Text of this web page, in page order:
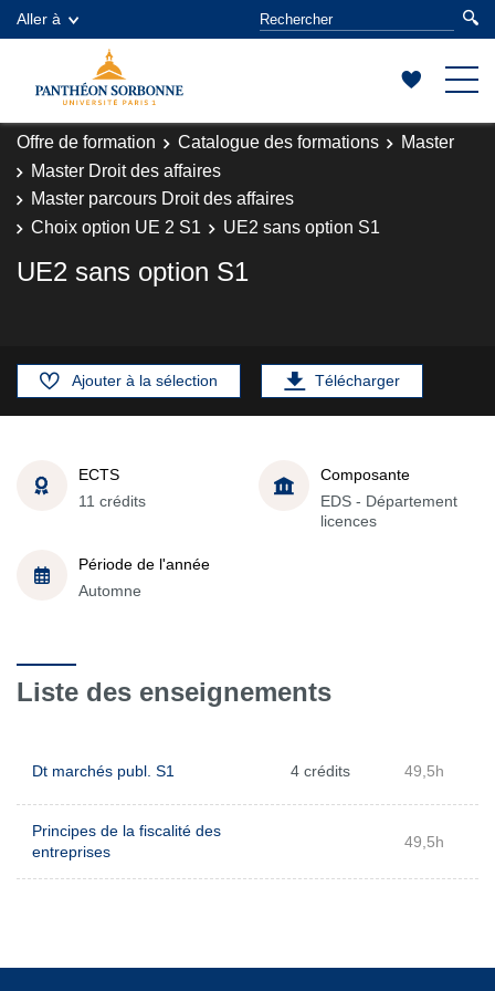
Aller à
Offre de formation Catalogue des formations
Master
Master Droit des affaires
Master parcours Droit des affaires
Choix option UE 2 S1
UE2 sans option S1
UE2 sans option S1
Ajouter à la sélection Télécharger
ECTS
11 crédits
Composante
EDS - Département
licences
Période de l'année
Automne
Liste des enseignements
Dt marchés publ. S1 4 crédits 49,5h
Principes de la fiscalité des
entreprises
49,5h